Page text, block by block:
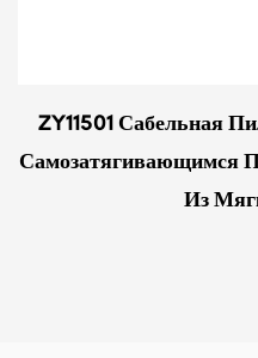
ZY11501 Сабельная
Самозатягивающимся
Из